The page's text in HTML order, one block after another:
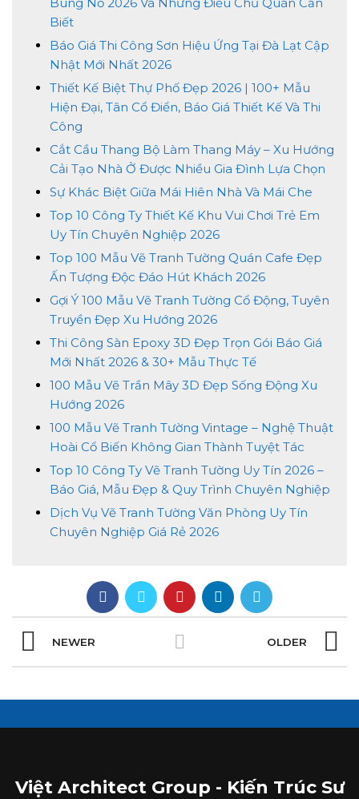
Biết
Báo Giá Thi Công Sơn Hiệu Ứng Tại Đà Lạt Cập
Nhật Mới Nhất 2026
Thiết Kế Biệt Thự Phố Đẹp 2026 | 100+ Mẫu
Hiện Đại, Tân Cổ Điển, Báo Giá Thiết Kế Và Thi
Công
Cắt Cầu Thang Bộ Làm Thang Máy – Xu Hướng
Cải Tạo Nhà Ở Được Nhiều Gia Đình Lựa Chọn
Sự Khác Biệt Giữa Mái Hiên Nhà Và Mái Che
Top 10 Công Ty Thiết Kế Khu Vui Chơi Trẻ Em
Uy Tín Chuyên Nghiệp 2026
Top 100 Mẫu Vẽ Tranh Tường Quán Cafe Đẹp
Ấn Tượng Độc Đáo Hút Khách 2026
Gợi Ý 100 Mẫu Vẽ Tranh Tường Cổ Động, Tuyên
Truyền Đẹp Xu Hướng 2026
Thi Công Sàn Epoxy 3D Đẹp Trọn Gói Báo Giá
Mới Nhất 2026 & 30+ Mẫu Thực Tế
100 Mẫu Vẽ Trần Mây 3D Đẹp Sống Động Xu
Hướng 2026
100 Mẫu Vẽ Tranh Tường Vintage – Nghệ Thuật
Hoài Cổ Biến Không Gian Thành Tuyệt Tác
Top 10 Công Ty Vẽ Tranh Tường Uy Tín 2026 –
Báo Giá, Mẫu Đẹp & Quy Trình Chuyên Nghiệp
Dịch Vụ Vẽ Tranh Tường Văn Phòng Uy Tín
Chuyên Nghiệp Giá Rẻ 2026
NEWER OLDER
Việt Architect Group - Kiến Trúc Sư